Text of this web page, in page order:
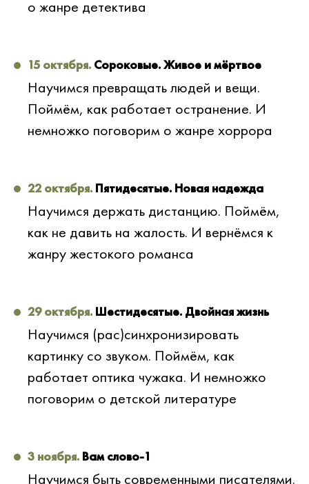
о жанре детектива
15 октября. Сороковые. Живое и мёртвое
Научимся превращать людей и вещи.
Поймём, как работает остранение. И
немножко поговорим о жанре хоррора
22 октября. Пятидесятые. Новая надежда
Научимся держать дистанцию. Поймём,
как не давить на жалость. И вернёмся к
жанру жестокого романса
29 октября. Шестидесятые. Двойная жизнь
Научимся (рас)синхронизировать
картинку со звуком. Поймём, как
работает оптика чужака. И немножко
поговорим о детской литературе
3 ноября. Вам слово-1
Научимся быть современными писателями.